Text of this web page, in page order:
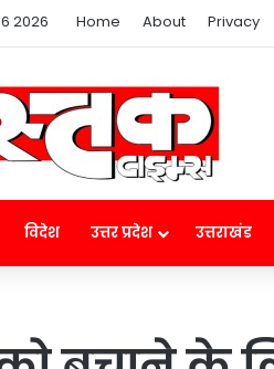
2026 Home About Privacy
विदेश उत्तर प्रदेश उत्तराखंड